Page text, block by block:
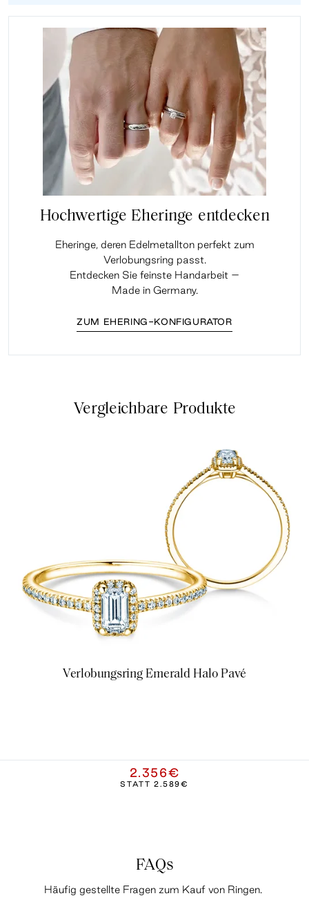
Hochwertige Eheringe entdecken
Eheringe, deren Edelmetallton perfekt zum
Verlobungsring passt.
Entdecken Sie feinste Handarbeit –
Made in Germany.
ZUM EHERING-KONFIGURATOR
Vergleichbare Produkte
Verlobungsring Emerald Halo Pavé
2.356€
STATT 2.589€
FAQs
Häufig gestellte Fragen zum Kauf von Ringen.